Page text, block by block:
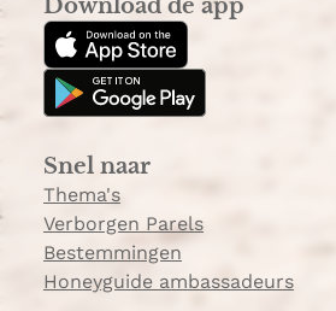
t
a
g
m
T
o
k
Download de app
Snel naar
Thema's
Verborgen Parels
Bestemmingen
Honeyguide ambassadeurs